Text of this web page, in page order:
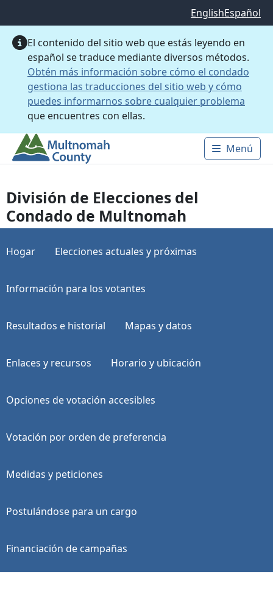
EnglishEspañol
El contenido del sitio web que estás leyendo en
español se traduce mediante diversos métodos.
Obtén más información sobre cómo el condado
gestiona las traducciones del sitio web y cómo
puedes informarnos sobre cualquier problema
que encuentres con ellas.
Main
Menú
División de Elecciones del
Condado de Multnomah
Hogar Elecciones actuales y próximas
Información para los votantes
Resultados e historial Mapas y datos
Enlaces y recursos Horario y ubicación
Opciones de votación accesibles
Votación por orden de preferencia
Medidas y peticiones
Postulándose para un cargo
Financiación de campañas